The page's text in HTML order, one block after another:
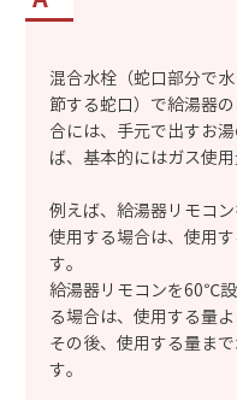
混合水栓（蛇口部分で
節する蛇口）で給湯器
合には、手元で出すお
ば、基本的にはガス使用
例えば、給湯器リモコ
使用する場合は、使用
す。
給湯器リモコンを60℃
る場合は、使用する量
その後、使用する量ま
す。